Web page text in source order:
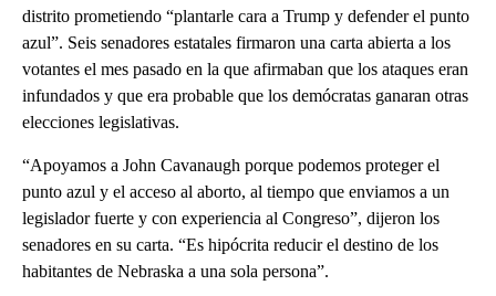
distrito prometiendo “plantarle cara a Trump y defender el punto
azul”. Seis senadores estatales firmaron una carta abierta a los
votantes el mes pasado en la que afirmaban que los ataques eran
infundados y que era probable que los demócratas ganaran otras
elecciones legislativas.
“Apoyamos a John Cavanaugh porque podemos proteger el
punto azul y el acceso al aborto, al tiempo que enviamos a un
legislador fuerte y con experiencia al Congreso”, dijeron los
senadores en su carta. “Es hipócrita reducir el destino de los
habitantes de Nebraska a una sola persona”.